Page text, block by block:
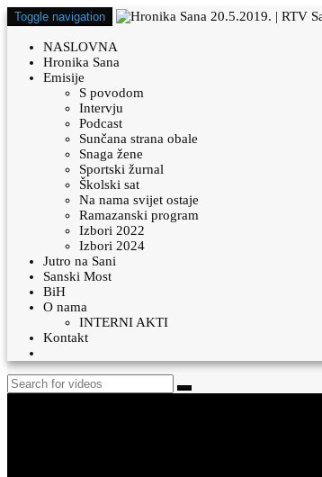
Toggle navigation
NASLOVNA
Hronika Sana
Emisije
S povodom
Intervju
Podcast
Sunčana strana obale
Snaga žene
Sportski žurnal
Školski sat
Na nama svijet ostaje
Ramazanski program
Izbori 2022
Izbori 2024
Jutro na Sani
Sanski Most
BiH
O nama
INTERNI AKTI
Kontakt